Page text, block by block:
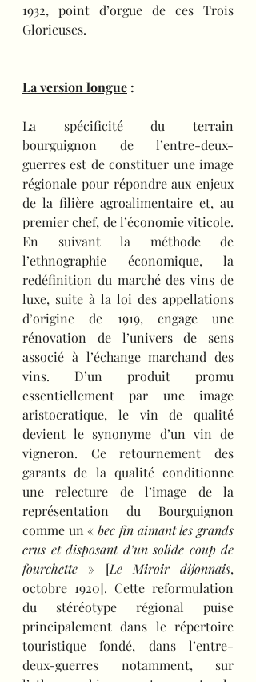
1932, point d’orgue de ces Trois
Glorieuses.
La version longue :
La spécificité du terrain
bourguignon de l’entre-deux-
guerres est de constituer une image
régionale pour répondre aux enjeux
de la filière agroalimentaire et, au
premier chef, de l’économie viticole.
En suivant la méthode de
l’ethnographie économique, la
redéfinition du marché des vins de
luxe, suite à la loi des appellations
d’origine de 1919, engage une
rénovation de l’univers de sens
associé à l’échange marchand des
vins. D’un produit promu
essentiellement par une image
aristocratique, le vin de qualité
devient le synonyme d’un vin de
vigneron. Ce retournement des
garants de la qualité conditionne
une relecture de l’image de la
représentation du Bourguignon
comme un « bec fin aimant les grands
crus et disposant d’un solide coup de
fourchette » [Le Miroir dijonnais,
octobre 1920]. Cette reformulation
du stéréotype régional puise
principalement dans le répertoire
touristique fondé, dans l’entre-
deux-guerres notamment, sur